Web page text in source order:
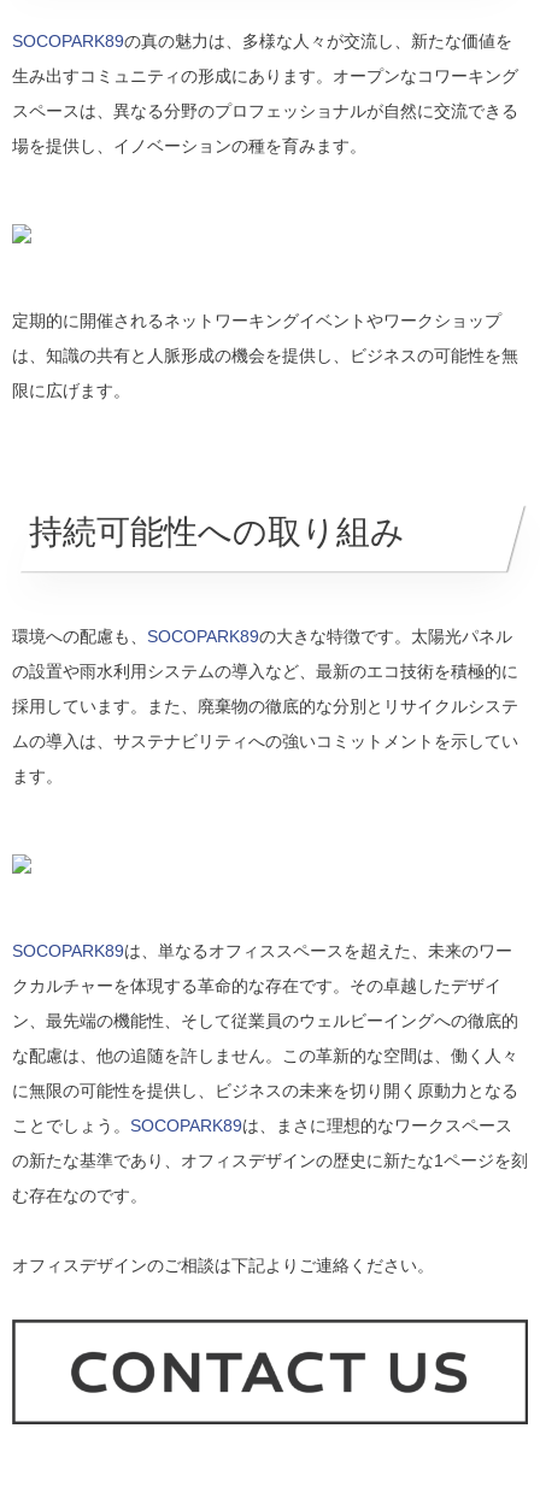
SOCOPARK89の真の魅力は、多様な人々が交流し、新たな価値を
生み出すコミュニティの形成にあります。オープンなコワーキング
スペースは、異なる分野のプロフェッショナルが自然に交流できる
場を提供し、イノベーションの種を育みます。
定期的に開催されるネットワーキングイベントやワークショップ
は、知識の共有と人脈形成の機会を提供し、ビジネスの可能性を無
限に広げます。
持続可能性への取り組み
環境への配慮も、 SOCOPARK89の大きな特徴です。太陽光パネル
の設置や雨水利用システムの導入など、最新のエコ技術を積極的に
採用しています。また、廃棄物の徹底的な分別とリサイクルシステ
ムの導入は、サステナビリティへの強いコミットメントを示してい
ます。
SOCOPARK89は、単なるオフィススペースを超えた、未来のワー
クカルチャーを体現する革命的な存在です。その卓越したデザイ
ン、最先端の機能性、そして従業員のウェルビーイングへの徹底的
な配慮は、他の追随を許しません。この革新的な空間は、働く人々
に無限の可能性を提供し、ビジネスの未来を切り開く原動力となる
ことでしょう。 SOCOPARK89は、まさに理想的なワークスペース
の新たな基準であり、オフィスデザインの歴史に新たな1ページを刻
む存在なのです。
オフィスデザインのご相談は下記よりご連絡ください。